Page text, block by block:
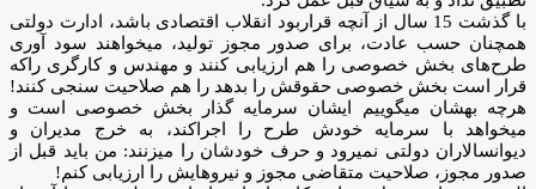
با گذشت 15 سال از آنچه قراربود انقلاب اقتصادی باشد، ادارت دولتی
همچنان حسب عادت، برای صدور مجوز تولید، میخواهند سود آوری
طرح‌های بخش خصوصی را هم ارزیابی کنند و مهندس و کارگری راکه
قرار است بخش خصوصی حقوقش را بدهد را هم صلاحیت سنجی کنند!
هرچه بهشان میگوییم ایشان سرمایه گذار بخش خصوصی است و
میخواهد با سرمایه خودش طرح را اجراکند، به خرج مدیران و
دیوانسالاران دولتی نمیرود و حرف خودشان را میزنند: من باید قبل از
صدور مجوز، صلاحیت متقاضی مجوز و نیروهایش را ارزیابی کنم!